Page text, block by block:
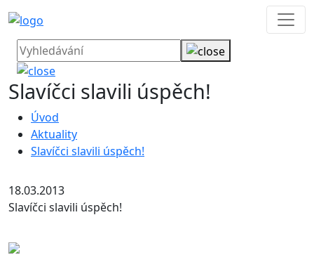
Slavíčci slavili úspěch!
Úvod
Aktuality
Slavíčci slavili úspěch!
18.03.2013
Slavíčci slavili úspěch!